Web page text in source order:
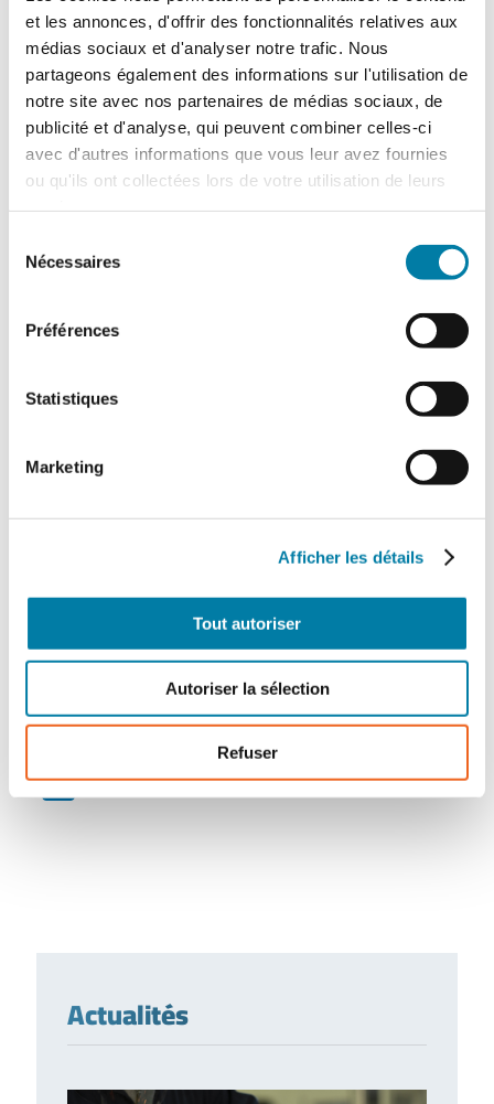
et les annonces, d'offrir des fonctionnalités relatives aux
médias sociaux et d'analyser notre trafic. Nous
partageons également des informations sur l'utilisation de
notre site avec nos partenaires de médias sociaux, de
publicité et d'analyse, qui peuvent combiner celles-ci
avec d'autres informations que vous leur avez fournies
ou qu'ils ont collectées lors de votre utilisation de leurs
Nécessaires
Préférences
Statistiques
Marketing
Afficher les détails
Tout autoriser
Autoriser la sélection
Refuser
Le guide du responsable HSE relatif
aux vêtements de salle propre pour la
fabrication des HPAPI .
Partagez cet article !
Steve Marnach
Responsable de la formation EMEA chezDuPont
Actualités